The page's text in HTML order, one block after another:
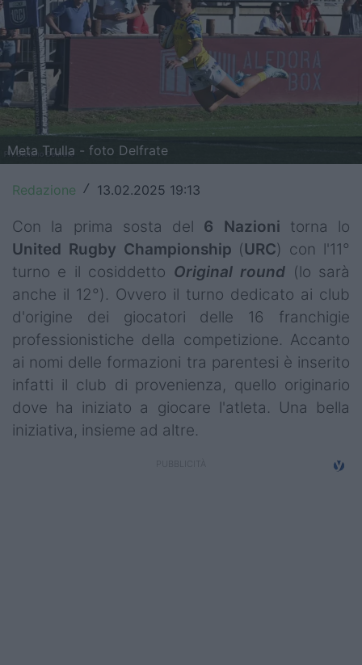
United Rugby Championship
Top14
Premiership
Champions Cup
Challenge Cup
World Rugby
Rugby World Cup
Super Rugby
Rugby in TV
Mercato
Serie A Elite
Campionati
Serie A
Meta Trulla - foto Delfrate
Redazione / 13.02.2025 19:13
Con la prima sosta del 6 Nazioni torna lo
United Rugby Championship (URC) con l'11°
turno e il cosiddetto Original round (lo sarà
anche il 12°). Ovvero il turno dedicato ai club
d'origine dei giocatori delle 16 franchigie
professionistiche della competizione. Accanto
ai nomi delle formazioni tra parentesi è inserito
infatti il club di provenienza, quello originario
dove ha iniziato a giocare l'atleta. Una bella
iniziativa, insieme ad altre.